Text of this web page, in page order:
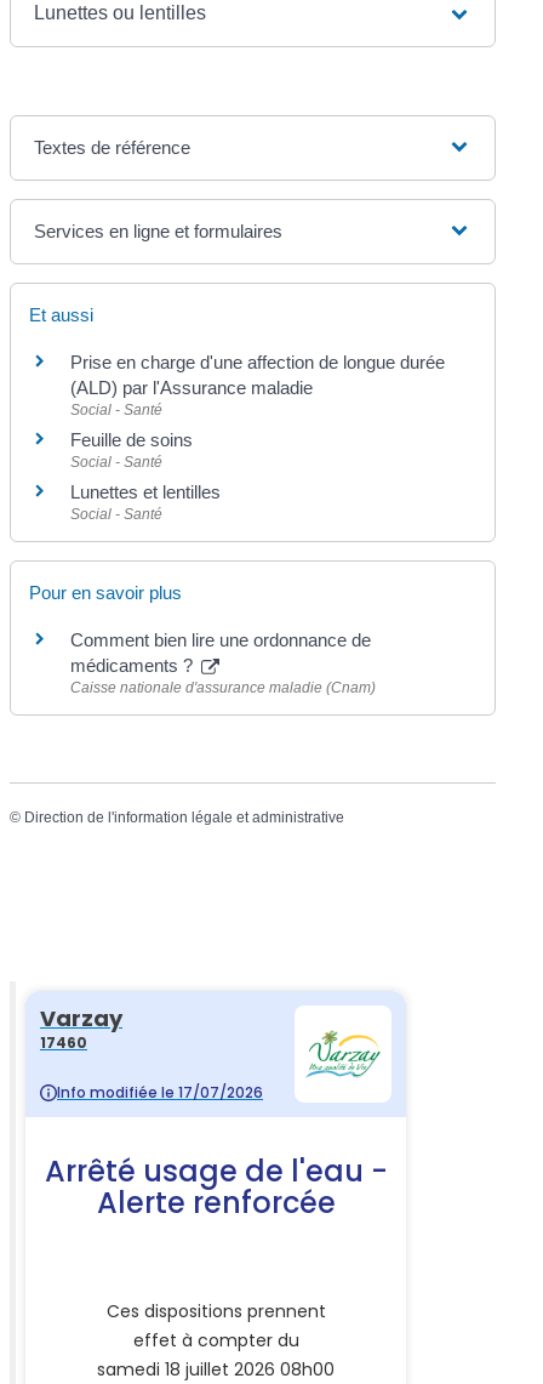
Lunettes ou lentilles
Textes de référence
Services en ligne et formulaires
Et aussi
Prise en charge d'une affection de longue durée
(ALD) par l'Assurance maladie
Social - Santé
Feuille de soins
Social - Santé
Lunettes et lentilles
Social - Santé
Pour en savoir plus
Comment bien lire une ordonnance de
médicaments ?
Caisse nationale d'assurance maladie (Cnam)
© Direction de l'information légale et administrative